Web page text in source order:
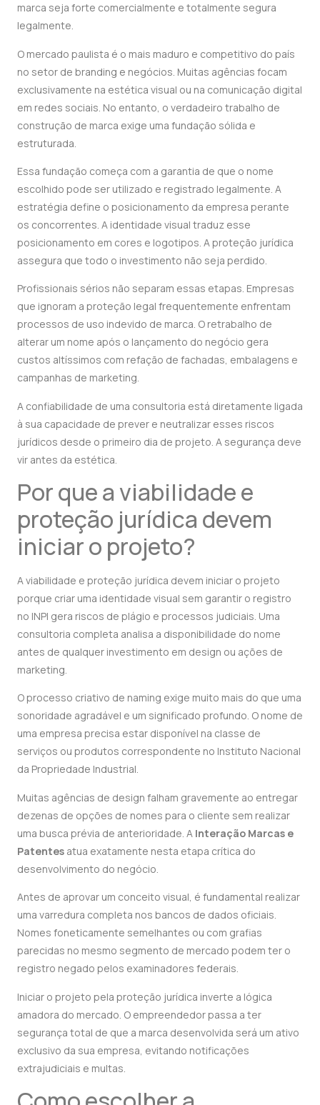
marca seja forte comercialmente e totalmente segura
legalmente.
O mercado paulista é o mais maduro e competitivo do país
no setor de branding e negócios. Muitas agências focam
exclusivamente na estética visual ou na comunicação digital
em redes sociais. No entanto, o verdadeiro trabalho de
construção de marca exige uma fundação sólida e
estruturada.
Essa fundação começa com a garantia de que o nome
escolhido pode ser utilizado e registrado legalmente. A
estratégia define o posicionamento da empresa perante
os concorrentes. A identidade visual traduz esse
posicionamento em cores e logotipos. A proteção jurídica
assegura que todo o investimento não seja perdido.
Profissionais sérios não separam essas etapas. Empresas
que ignoram a proteção legal frequentemente enfrentam
processos de uso indevido de marca. O retrabalho de
alterar um nome após o lançamento do negócio gera
custos altíssimos com refação de fachadas, embalagens e
campanhas de marketing.
A confiabilidade de uma consultoria está diretamente ligada
à sua capacidade de prever e neutralizar esses riscos
jurídicos desde o primeiro dia de projeto. A segurança deve
vir antes da estética.
Por que a viabilidade e
proteção jurídica devem
iniciar o projeto?
A viabilidade e proteção jurídica devem iniciar o projeto
porque criar uma identidade visual sem garantir o registro
no INPI gera riscos de plágio e processos judiciais. Uma
consultoria completa analisa a disponibilidade do nome
antes de qualquer investimento em design ou ações de
marketing.
O processo criativo de naming exige muito mais do que uma
sonoridade agradável e um significado profundo. O nome de
uma empresa precisa estar disponível na classe de
serviços ou produtos correspondente no Instituto Nacional
da Propriedade Industrial.
Muitas agências de design falham gravemente ao entregar
dezenas de opções de nomes para o cliente sem realizar
uma busca prévia de anterioridade. A Interação Marcas e
Patentes atua exatamente nesta etapa crítica do
desenvolvimento do negócio.
Antes de aprovar um conceito visual, é fundamental realizar
uma varredura completa nos bancos de dados oficiais.
Nomes foneticamente semelhantes ou com grafias
parecidas no mesmo segmento de mercado podem ter o
registro negado pelos examinadores federais.
Iniciar o projeto pela proteção jurídica inverte a lógica
amadora do mercado. O empreendedor passa a ter
segurança total de que a marca desenvolvida será um ativo
exclusivo da sua empresa, evitando notificações
extrajudiciais e multas.